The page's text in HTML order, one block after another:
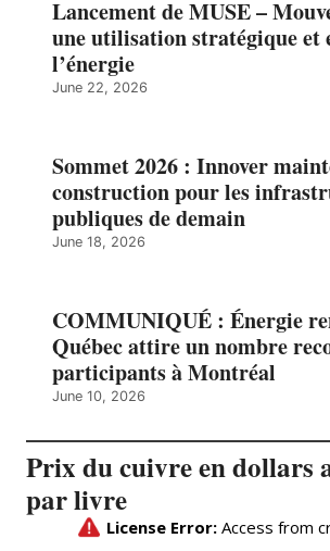
Lancement de MUSE –
une utilisation stratégique et
l’énergie
June 22, 2026
Sommet 2026 : Innover
construction pour les
publiques de demain
June 18, 2026
COMMUNIQUÉ : Énergie
Québec attire un nombre
participants à Montréal
June 10, 2026
Prix du cuivre en dollars
par livre